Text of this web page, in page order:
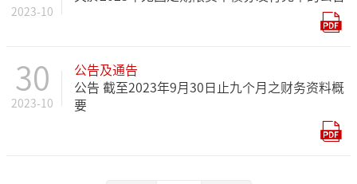
2023-10
30
2023-10
公告及通告
公告 截至2023年9月30日止九个月之财务资料概
要